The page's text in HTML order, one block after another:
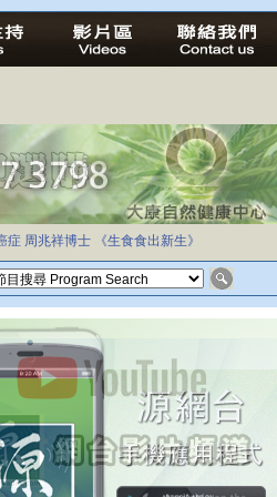
症 周兆祥博士 《生食食出新生》